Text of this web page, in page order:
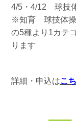
4/5・4/12 球技
※知育 球技体
の5種より1カテ
ります
詳細・申込はこ